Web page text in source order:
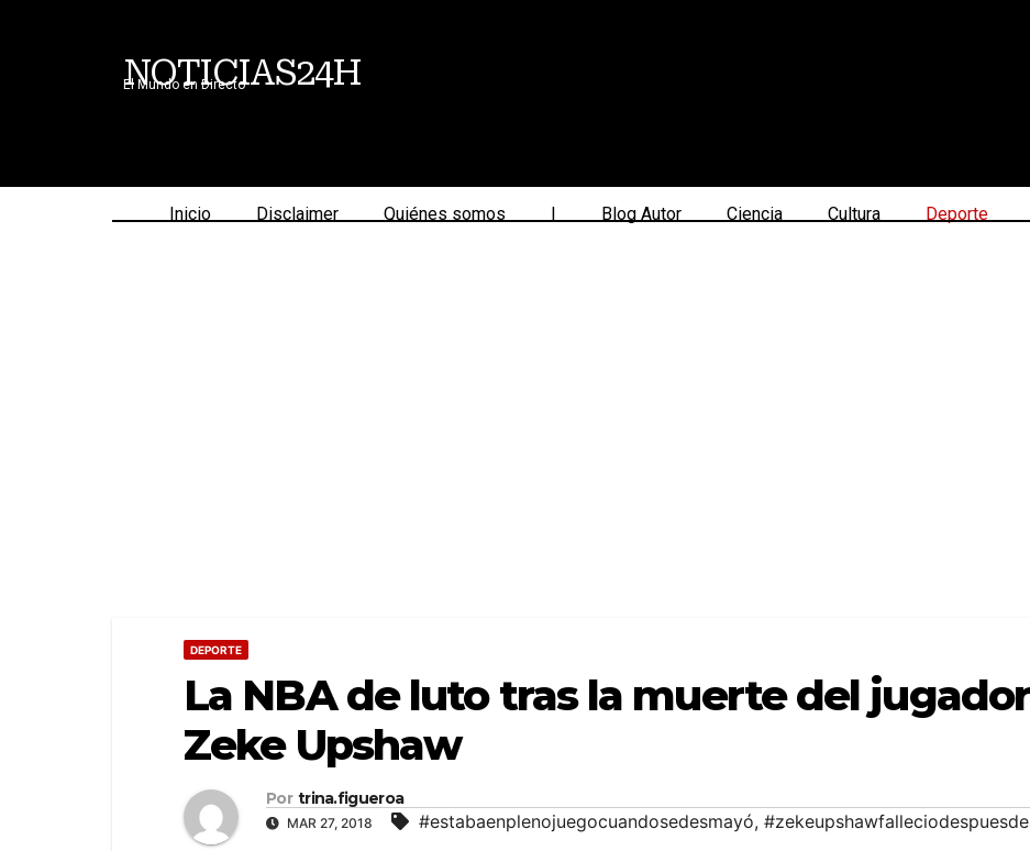
NOTICIAS24H
El Mundo en Directo
Inicio Disclaimer Quiénes somos | Blog Autor Ciencia Cultura Deporte
DEPORTE
La NBA de luto tras la muerte del
Zeke Upshaw
Por trina.figueroa
MAR 27, 2018 #estabaenplenojuegocuandosedesmayó,